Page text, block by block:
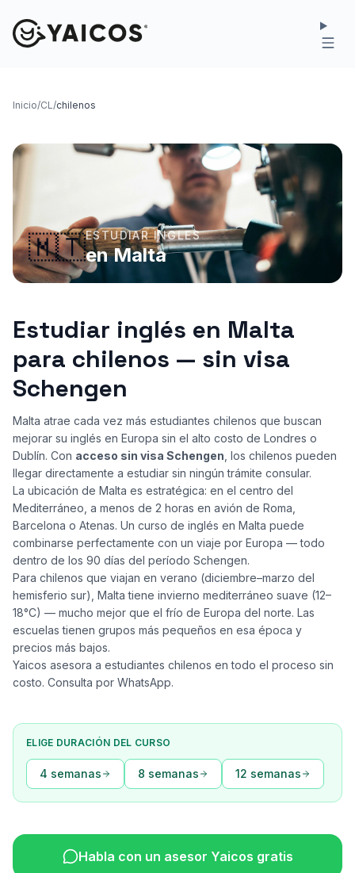
Inicio/CL/chilenos
🇲🇹ESTUDIAR INGLES
en Malta
Estudiar inglés en Malta
para chilenos — sin visa
Schengen
Malta atrae cada vez más estudiantes chilenos que buscan
mejorar su inglés en Europa sin el alto costo de Londres o
Dublín. Con acceso sin visa Schengen , los chilenos pueden
llegar directamente a estudiar sin ningún trámite consular.
La ubicación de Malta es estratégica: en el centro del
Mediterráneo, a menos de 2 horas en avión de Roma,
Barcelona o Atenas. Un curso de inglés en Malta puede
combinarse perfectamente con un viaje por Europa — todo
dentro de los 90 días del período Schengen.
Para chilenos que viajan en verano (diciembre–marzo del
hemisferio sur), Malta tiene invierno mediterráneo suave (12–
18°C) — mucho mejor que el frío de Europa del norte. Las
escuelas tienen grupos más pequeños en esa época y
precios más bajos.
Yaicos asesora a estudiantes chilenos en todo el proceso sin
costo. Consulta por WhatsApp.
ELIGE DURACIÓN DEL CURSO
4 semanas 8 semanas 12 semanas
Habla con un asesor Yaicos gratis